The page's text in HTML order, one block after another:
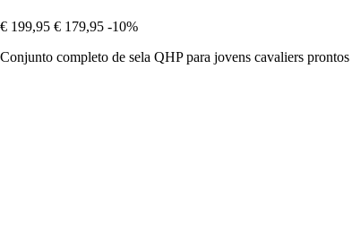
€ 199,95 € 179,95 -10%
Conjunto completo de sela QHP para jovens cavaliers